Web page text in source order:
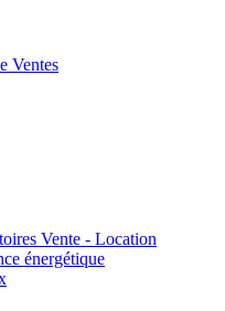
Ventes
Vente - Location
énergétique